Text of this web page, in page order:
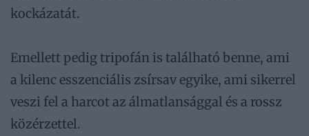
kockázatát.
Emellett pedig tripofán is található benne, ami
a kilenc esszenciális zsírsav egyike, ami sikerrel
veszi fel a harcot az álmatlansággal és a rossz
közérzettel.